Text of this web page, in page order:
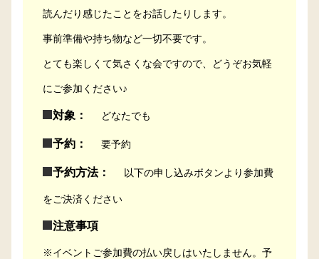
読んだり感じたことをお話したりします。
事前準備や持ち物など一切不要です。
とても楽しくて気さくな会ですので、どうぞお気軽
にご参加ください♪
対象： どなたでも
予約： 要予約
予約方法： 以下の申し込みボタンより参加費
をご決済ください
注意事項
※イベントご参加費の払い戻しはいたしません。予